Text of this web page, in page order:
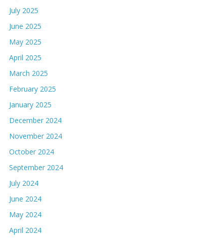
July 2025
June 2025
May 2025
April 2025
March 2025
February 2025
January 2025
December 2024
November 2024
October 2024
September 2024
July 2024
June 2024
May 2024
April 2024